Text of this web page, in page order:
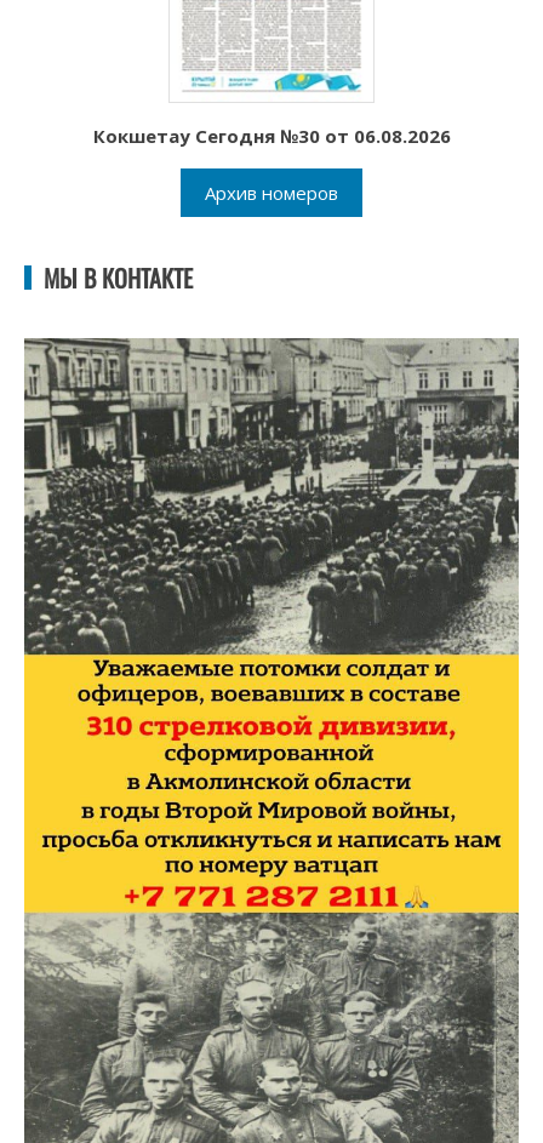
Кокшетау Сегодня №30 от 06.08.2026
Архив номеров
МЫ В КОНТАКТЕ